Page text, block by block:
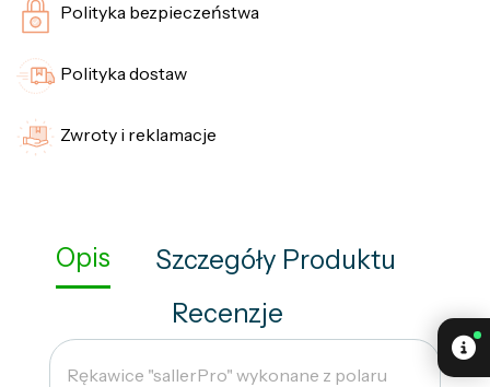
Polityka bezpieczeństwa
Polityka dostaw
Zwroty i reklamacje
Opis
Szczegóły Produktu
Recenzje
Rękawice "sallerPro" wykonane z polaru